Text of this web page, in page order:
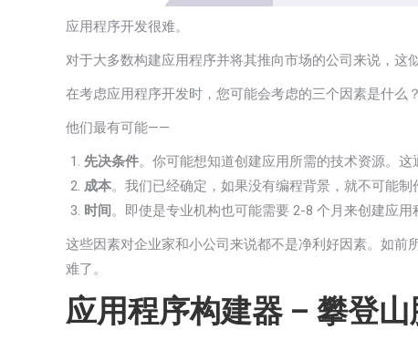
应用程序开发很难。
对于大多数构建应用程序并将其推向市场的公司来说，这
在考虑应用程序开发时，您可能会考虑的三个因素是什么？
他们最有可能——
先决条件。你可能想知道创建应用所需的技术资源。
成本。我们已经确定，如果没有编程背景，就不可能
时间。即使是专业机构也可能需要 2-8 个月来创建应用
这些因素对企业家和小公司来说都不是净利好因素。如
难了。
应用程序构建器 – 攀登